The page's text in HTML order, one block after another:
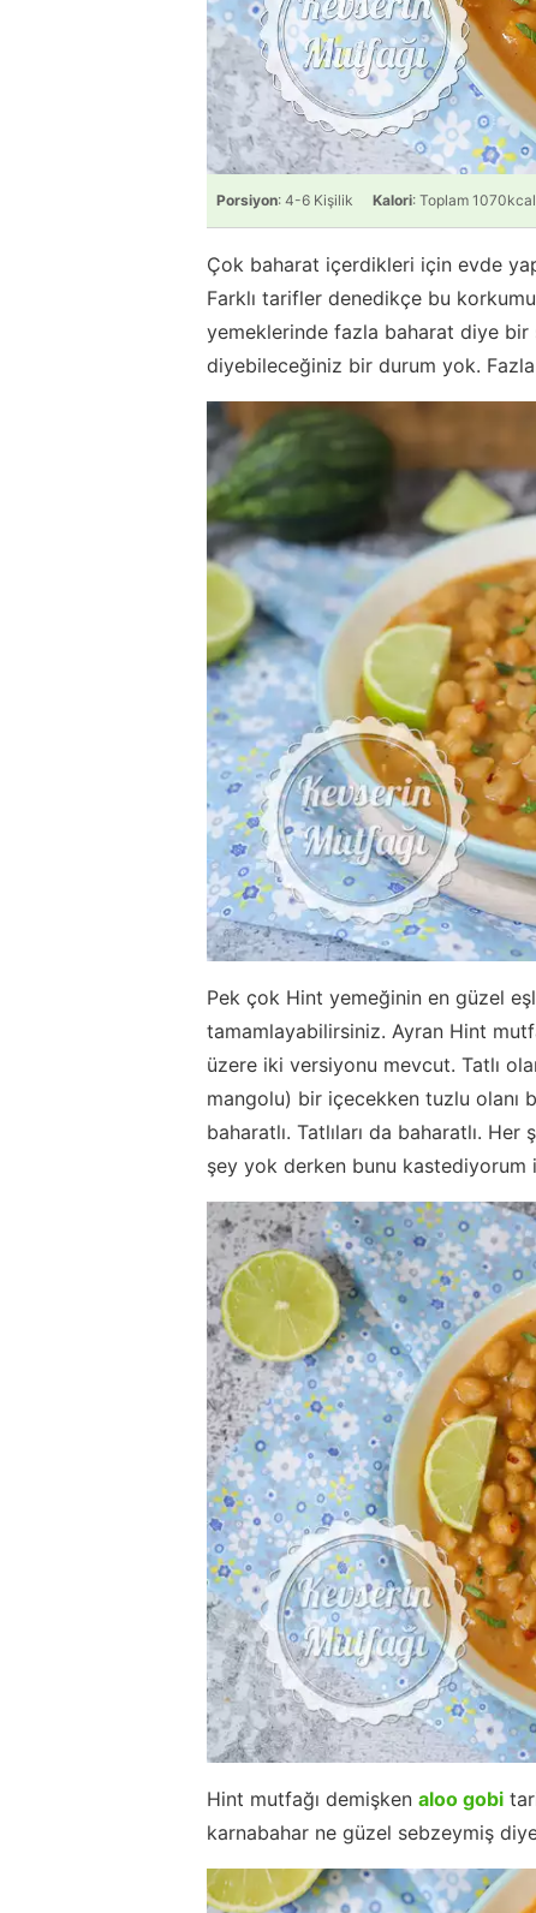
Porsiyon: 4-6 Kişilik Kalori: Toplam
Çok baharat içerdikleri için evde
Farklı tarifler denedikçe bu
yemeklerinde fazla baharat diye bir
diyebileceğiniz bir durum yok.
Pek çok Hint yemeğinin en güzel
tamamlayabilirsiniz. Ayran Hint
üzere iki versiyonu mevcut. Tatlı
mangolu) bir içecekken tuzlu olanı
baharatlı. Tatlıları da baharatlı.
şey yok derken bunu kastediyorum
Hint mutfağı demişken aloo gobi
karnabahar ne güzel sebzeymiş